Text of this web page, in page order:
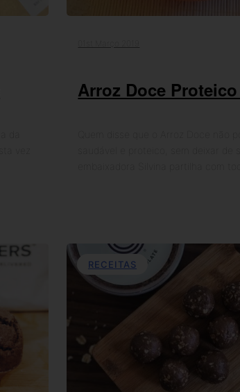
Arroz Doce
RECEITAS